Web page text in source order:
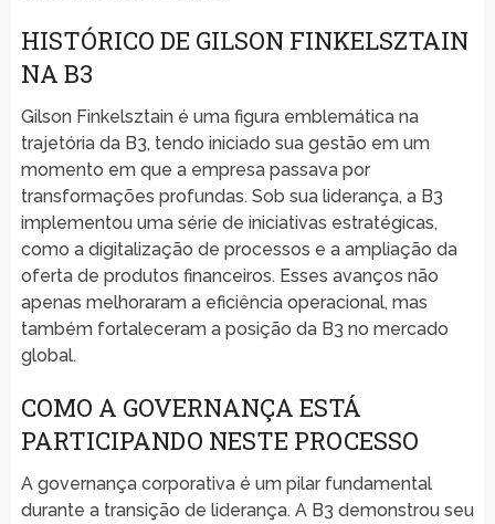
HISTÓRICO DE GILSON FINKELSZTAIN
NA B3
Gilson Finkelsztain é uma figura emblemática na
trajetória da B3, tendo iniciado sua gestão em um
momento em que a empresa passava por
transformações profundas. Sob sua liderança, a B3
implementou uma série de iniciativas estratégicas,
como a digitalização de processos e a ampliação da
oferta de produtos financeiros. Esses avanços não
apenas melhoraram a eficiência operacional, mas
também fortaleceram a posição da B3 no mercado
global.
COMO A GOVERNANÇA ESTÁ
PARTICIPANDO NESTE PROCESSO
A governança corporativa é um pilar fundamental
durante a transição de liderança. A B3 demonstrou seu